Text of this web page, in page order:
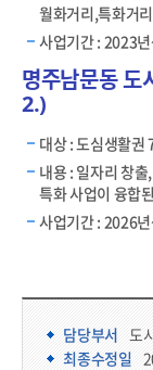
월화거리,특화거
사업기간 : 2023
명주남문동 도
2.)
대상 : 도심생활
내용 : 일자리 창
특화 사업이 융합
사업기간 : 2026
담당부서 정보 & 컨텐츠 만족도 조사 & 공공저작물 자유이용 허락 표시
담당부서 도
최종수정일